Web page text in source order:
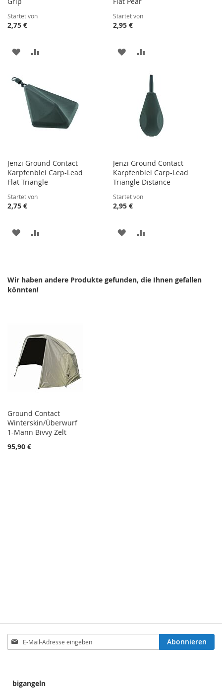
Startet von
2,75 €
ZUR
HINZUFÜGEN
Startet von
2,95 €
ZUR
HINZUFÜGENHINZUFÜGEN
Jenzi Ground Contact
Karpfenblei Carp-Lead
Flat Triangle
Startet von
2,75 €
ZUR
Jenzi Ground Contact
Karpfenblei Carp-Lead
Triangle Distance
Startet von
2,95 €
ZUR
Wir haben andere Produkte gefunden, die Ihnen gefallen
könnten!
Ground Contact
Winterskin/Überwurf
1-Mann Bivvy Zelt
95,90 €
Anmeldung
zum
Abonnieren
bigangeln